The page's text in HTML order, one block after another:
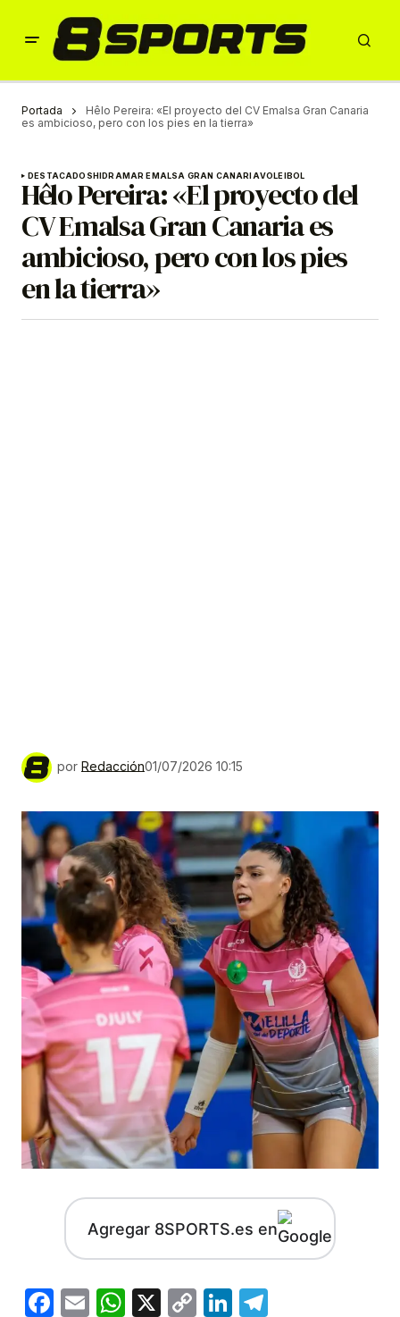
Portada
Hêlo Pereira: «El proyecto del CV Emalsa Gran Canaria
es ambicioso, pero con los pies en la tierra»
DESTACADOSHIDRAMAR EMALSA GRAN CANARIAVOLEIBOL
Hêlo Pereira: «El proyecto del
CV Emalsa Gran Canaria es
ambicioso, pero con los pies
en la tierra»
por Redacción01/07/2026 10:15
Agregar 8SPORTS.es en
Facebook
EmailWhatsApp
X
CopyLinkedIn